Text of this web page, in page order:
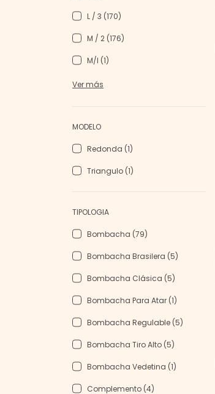
L / 3 (170)
M / 2 (176)
M/l (1)
Ver más
MODELO
Redonda (1)
Triangulo (1)
TIPOLOGIA
Bombacha (79)
Bombacha Brasilera (5)
Bombacha Clásica (5)
Bombacha Para Atar (1)
Bombacha Regulable (5)
Bombacha Tiro Alto (5)
Bombacha Vedetina (1)
Complemento (4)